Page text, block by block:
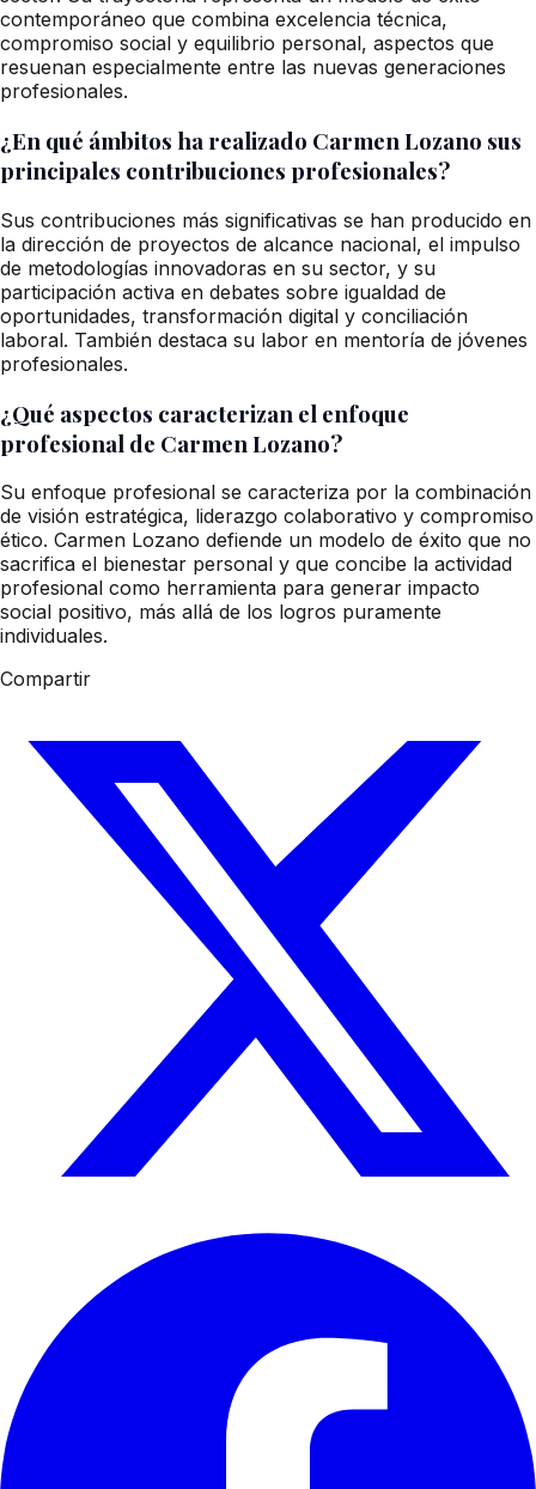
contemporáneo que combina excelencia técnica,
compromiso social y equilibrio personal, aspectos que
resuenan especialmente entre las nuevas generaciones
profesionales.
¿En qué ámbitos ha realizado Carmen Lozano sus
principales contribuciones profesionales?
Sus contribuciones más significativas se han producido en
la dirección de proyectos de alcance nacional, el impulso
de metodologías innovadoras en su sector, y su
participación activa en debates sobre igualdad de
oportunidades, transformación digital y conciliación
laboral. También destaca su labor en mentoría de jóvenes
profesionales.
¿Qué aspectos caracterizan el enfoque
profesional de Carmen Lozano?
Su enfoque profesional se caracteriza por la combinación
de visión estratégica, liderazgo colaborativo y compromiso
ético. Carmen Lozano defiende un modelo de éxito que no
sacrifica el bienestar personal y que concibe la actividad
profesional como herramienta para generar impacto
social positivo, más allá de los logros puramente
individuales.
Compartir